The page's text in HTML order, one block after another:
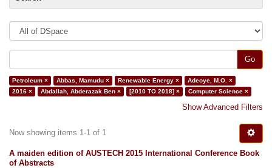
Go
Petroleum × Abbas, Mamudu × Renewable Energy ×
Adeoye, M.O. ×
2016 ×
Abdallah, Abderazak Ben × [2010 TO 2018] × Computer Science ×
Show Advanced Filters
Now showing items 1-1 of 1
A maiden edition of AUSTECH 2015 International Conference Book
of Abstracts